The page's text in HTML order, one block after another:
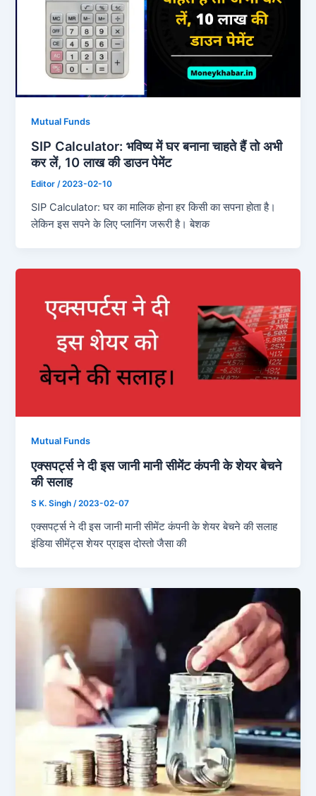
Mutual Funds
SIP Calculator: भविष्य में घर बनाना चाहते हैं तो अभी
कर लें, 10 लाख की डाउन पेमेंट
Editor/2023-02-10
SIP Calculator: घर का मालिक होना हर किसी का सपना होता है।
लेकिन इस सपने के लिए प्लानिंग जरूरी है। बेशक
Mutual Funds
एक्सपर्ट्स ने दी इस जानी मानी सीमेंट कंपनी के शेयर बेचने
की सलाह
S K. Singh /2023-02-07
एक्सपर्ट्स ने दी इस जानी मानी सीमेंट कंपनी के शेयर बेचने की सलाह
इंडिया सीमेंट्स शेयर प्राइस दोस्तो जैसा की